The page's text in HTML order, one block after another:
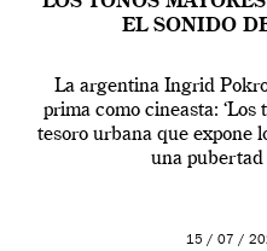
EL SONIDO
La argentina Ingrid
prima como cineasta: ‘Los
tesoro urbana que expone
una
15 / 07 /